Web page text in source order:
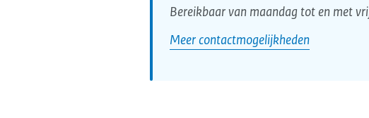
Bereikbaar van maandag tot en met
Meer contactmogelijkheden